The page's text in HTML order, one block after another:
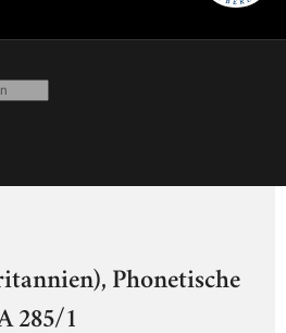
Phonetische
285/1